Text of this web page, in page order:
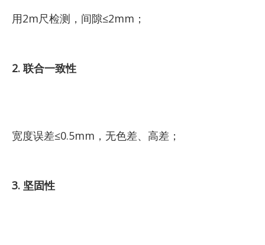
用2m尺检测，间隙≤2mm；
2. 联合一致性
宽度误差≤0.5mm，无色差、高差；
3. 坚固性